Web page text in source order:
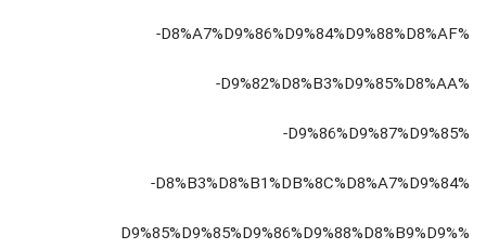
%D8%A7%D9%86%D9%84%D9%88%D8%AF-
%D9%82%D8%B3%D9%85%D8%AA-
%D9%86%D9%87%D9%85-
%D8%B3%D8%B1%DB%8C%D8%A7%D9%84-
%D9%85%D9%85%D9%86%D9%88%D8%B9%D9%